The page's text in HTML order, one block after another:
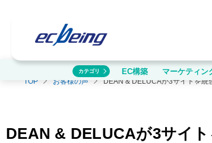
TOP お客様の声
DEAN & DELUCAが3サイトを統
DEAN & DELUCAが3サイ
カテゴリ EC構築 マーケティン